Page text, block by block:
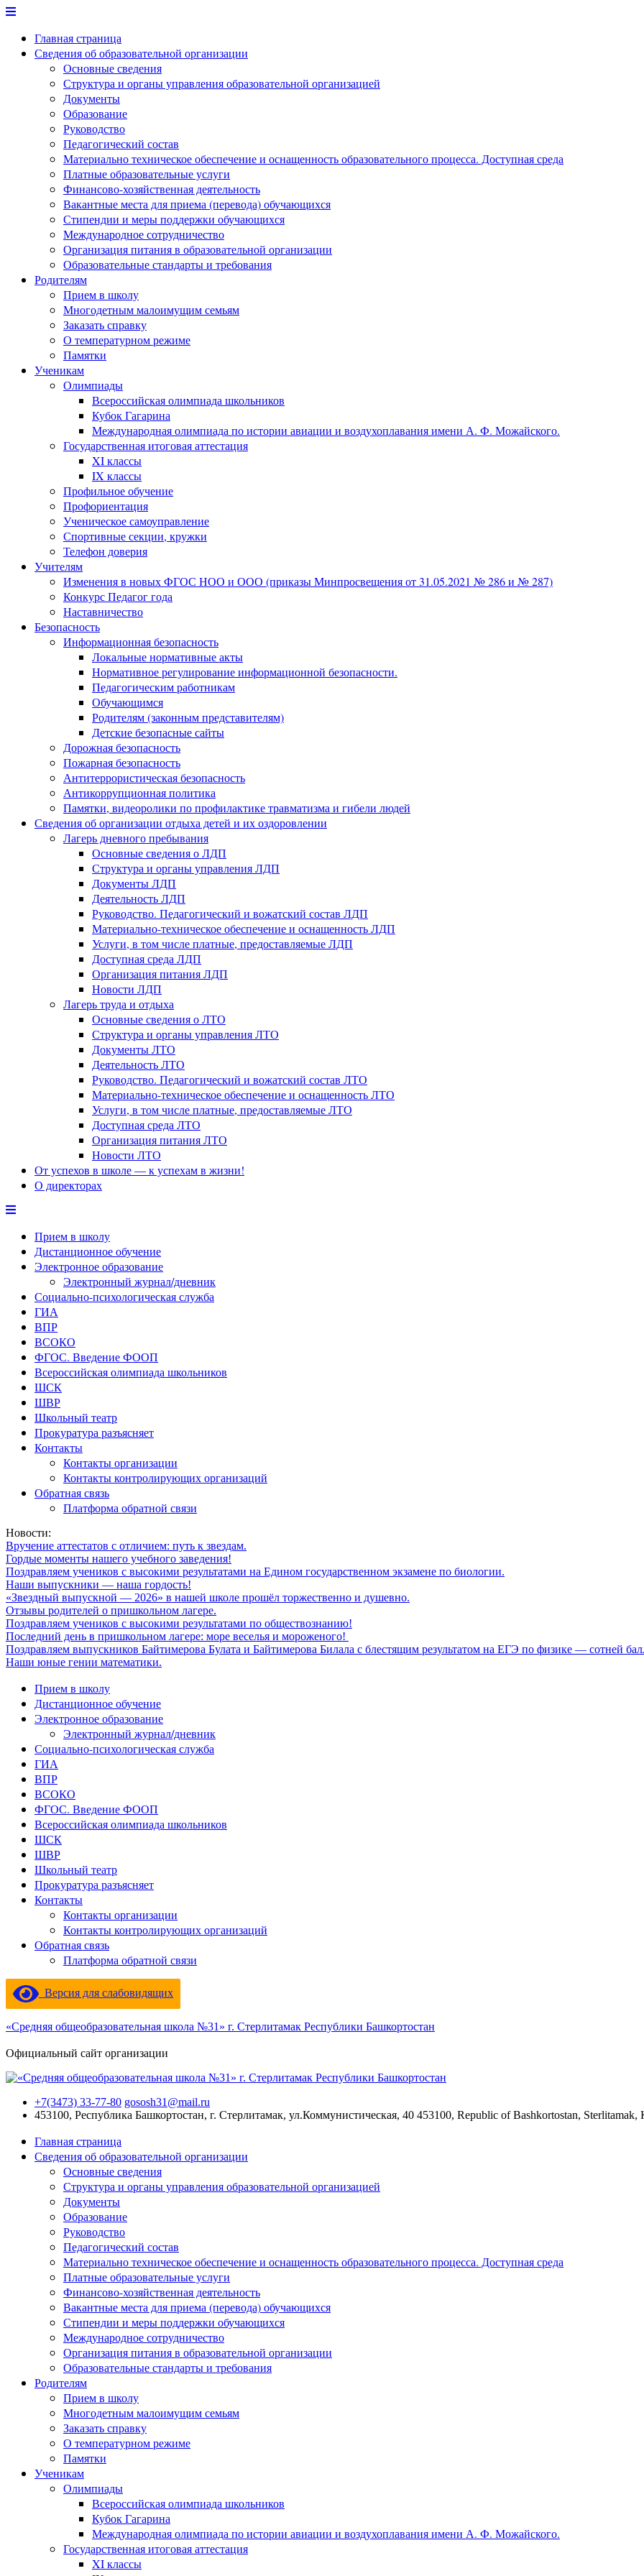
Перейти
содержимому
Главная страница
Сведения об образовательной организации
Основные сведения
Структура и органы управления образовательной организацией
Документы
Образование
Руководство
Педагогический состав
Материально техническое обеспечение и оснащенность образовательного процесса. Доступная среда
Платные образовательные услуги
Финансово-хозяйственная деятельность
Вакантные места для приема (перевода) обучающихся
Стипендии и меры поддержки обучающихся
Международное сотрудничество
Организация питания в образовательной организации
Образовательные стандарты и требования
Родителям
Прием в школу
Многодетным малоимущим семьям
Заказать справку
О температурном режиме
Памятки
Ученикам
Олимпиады
Всероссийская олимпиада школьников
Кубок Гагарина
Международная олимпиада по истории авиации и воздухоплавания имени А. Ф. Можайского.
Государственная итоговая аттестация
XI классы
IX классы
Профильное обучение
Профориентация
Ученическое самоуправление
Спортивные секции, кружки
Телефон доверия
Учителям
Изменения в новых ФГОС НОО и ООО (приказы Минпросвещения от 31.05.2021 № 286 и № 287)
Конкурс Педагог года
Наставничество
Безопасность
Информационная безопасность
Локальные нормативные акты
Нормативное регулирование информационной безопасности.
Педагогическим работникам
Обучающимся
Родителям (законным представителям)
Детские безопасные сайты
Дорожная безопасность
Пожарная безопасность
Антитеррористическая безопасность
Антикоррупционная политика
Памятки, видеоролики по профилактике травматизма и гибели людей
Сведения об организации отдыха детей и их оздоровлении
Лагерь дневного пребывания
Основные сведения о ЛДП
Структура и органы управления ЛДП
Документы ЛДП
Деятельность ЛДП
Руководство. Педагогический и вожатский состав ЛДП
Материально-техническое обеспечение и оснащенность ЛДП
Услуги, в том числе платные, предоставляемые ЛДП
Доступная среда ЛДП
Организация питания ЛДП
Новости ЛДП
Лагерь труда и отдыха
Основные сведения о ЛТО
Структура и органы управления ЛТО
Документы ЛТО
Деятельность ЛТО
Руководство. Педагогический и вожатский состав ЛТО
Материально-техническое обеспечение и оснащенность ЛТО
Услуги, в том числе платные, предоставляемые ЛТО
Доступная среда ЛТО
Организация питания ЛТО
Новости ЛТО
От успехов в школе — к успехам в жизни!
О директорах
Прием в школу
Дистанционное обучение
Электронное образование
Электронный журнал/дневник
Социально-психологическая служба
ГИА
ВПР
ВСОКО
ФГОС. Введение ФООП
Всероссийская олимпиада школьников
ШСК
ШВР
Школьный театр
Прокуратура разъясняет
Контакты
Контакты организации
Контакты контролирующих организаций
Обратная связь
Платформа обратной связи
Новости:
Вручение аттестатов с отличием: путь к звездам.
Гордые моменты нашего учебного заведения!
Поздравляем учеников с высокими результатами на Едином государственном экзамене по биологии.
Наши выпускники — наша гордость!
«Звездный выпускной — 2026» в нашей школе прошёл торжественно и душевно.
Отзывы родителей о пришкольном лагере.
Поздравляем учеников с высокими результатами по обществознанию!
Последний день в пришкольном лагере: море веселья и мороженого!
Поздравляем выпускников Байтимерова Булата и Байтимерова Билала с блестящим результатом на ЕГЭ по физике — сотней
Наши юные гении математики.
Прием в школу
Дистанционное обучение
Электронное образование
Электронный журнал/дневник
Социально-психологическая служба
ГИА
ВПР
ВСОКО
ФГОС. Введение ФООП
Всероссийская олимпиада школьников
ШСК
ШВР
Школьный театр
Прокуратура разъясняет
Контакты
Контакты организации
Контакты контролирующих организаций
Обратная связь
Платформа обратной связи
Версия для слабовидящих
«Средняя общеобразовательная школа №31» г. Стерлитамак Республики Башкортостан
Официальный сайт организации
+7(3473) 33-77-80 gososh31@mail.ru
453100, Республика Башкортостан, г. Стерлитамак, ул.Коммунистическая, 40 453100, Republic of Bashkortostan, Sterlitamak,
Главная страница
Сведения об образовательной организации
Основные сведения
Структура и органы управления образовательной организацией
Документы
Образование
Руководство
Педагогический состав
Материально техническое обеспечение и оснащенность образовательного процесса. Доступная среда
Платные образовательные услуги
Финансово-хозяйственная деятельность
Вакантные места для приема (перевода) обучающихся
Стипендии и меры поддержки обучающихся
Международное сотрудничество
Организация питания в образовательной организации
Образовательные стандарты и требования
Родителям
Прием в школу
Многодетным малоимущим семьям
Заказать справку
О температурном режиме
Памятки
Ученикам
Олимпиады
Всероссийская олимпиада школьников
Кубок Гагарина
Международная олимпиада по истории авиации и воздухоплавания имени А. Ф. Можайского.
Государственная итоговая аттестация
XI классы